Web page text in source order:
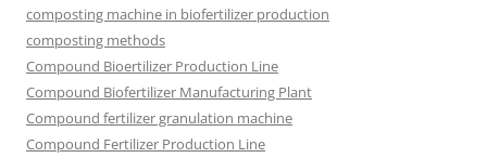
composting machine in biofertilizer production
composting methods
Compound Bioertilizer Production Line
Compound Biofertilizer Manufacturing Plant
Compound fertilizer granulation machine
Compound Fertilizer Production Line